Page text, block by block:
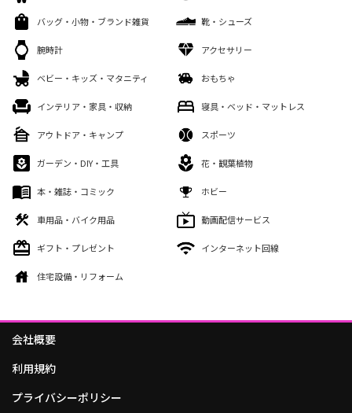
バッグ・小物・ブランド雑貨 靴・シューズ
腕時計 アクセサリー
ベビー・キッズ・マタニティ おもちゃ
インテリア・家具・収納 寝具・ベッド・マットレス
アウトドア・キャンプ スポーツ
ガーデン・DIY・工具 花・観葉植物
本・雑誌・コミック ホビー
車用品・バイク用品 動画配信サービス
ギフト・プレゼント インターネット回線
住宅設備・リフォーム
会社概要
利用規約
プライバシーポリシー